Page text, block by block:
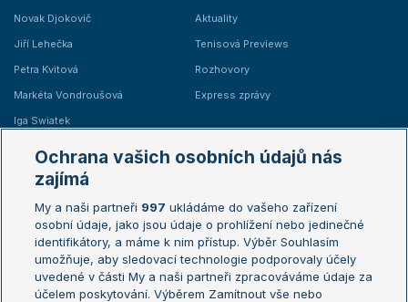
Novak Djokovič
Jiří Lehečka
Petra Kvitová
Markéta Vondroušová
Iga Swiatek
Aktuality
Tenisová Previews
Rozhovory
Express zprávy
Žebříčky
Žebříček ATP (muži)
Žebříček WTA (ženy)
Sázkařský žebříček
Australian Open
French Open
Wimbledon
US Open
Ochrana vašich osobních údajů nás
zajímá
My a naši partneři 997 ukládáme do vašeho zařízení
osobní údaje, jako jsou údaje o prohlížení nebo jedinečné
identifikátory, a máme k nim přístup. Výběr Souhlasím
umožňuje, aby sledovací technologie podporovaly účely
uvedené v části My a naši partneři zpracováváme údaje za
účelem poskytování. Výběrem Zamítnout vše nebo